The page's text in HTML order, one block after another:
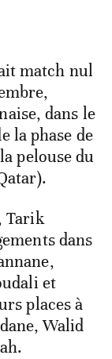
match nul
dans le
la phase de
pelouse du
Tarik
dans
et
places à
Walid